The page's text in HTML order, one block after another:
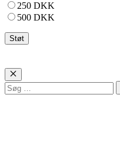
250 DKK
500 DKK
Luk
Søg
efter: